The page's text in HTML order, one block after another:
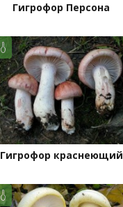
Гигрофор Персона
Гигрофор краснеющий